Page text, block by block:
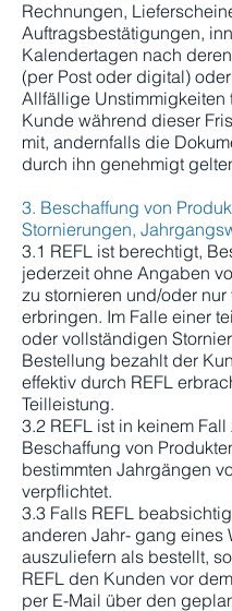
Rechnungen,
Auftragsbestätigungen,
Kalendertagen nach
(per Post oder digital)
Allfällige Unstimmigkeiten
Kunde während dieser
mit, andernfalls die
durch ihn genehmigt
3. Beschaffung von
Stornierungen,
3.1 REFL ist berechtigt,
jederzeit ohne Angaben
zu stornieren und/oder nur
erbringen. Im Falle einer
oder vollständigen
Bestellung bezahlt der
effektiv durch REFL
Teilleistung.
3.2 REFL ist in keinem Fall
Beschaffung von
bestimmten Jahrgängen
verpflichtet.
3.3 Falls REFL
anderen Jahr- gang eines
auszuliefern als bestellt,
REFL den Kunden vor
per E-Mail über den